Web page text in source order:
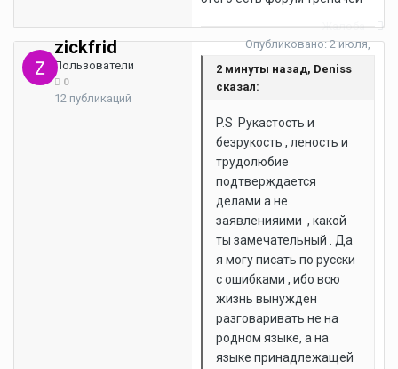
zickfrid
Пользователи
0
12 публикаций
Жалоба
Опубликовано:2 июля,
2 минуты назад, Deniss
сказал:
P.S Рукастость и
безрукость , леность и
трудолюбие
подтверждается
делами а не
заявленияими , какой
ты замечательный . Да
я могу писать по русски
с ошибками , ибо всю
жизнь вынужден
разговаривать не на
родном языке, а на
языке принадлежащей